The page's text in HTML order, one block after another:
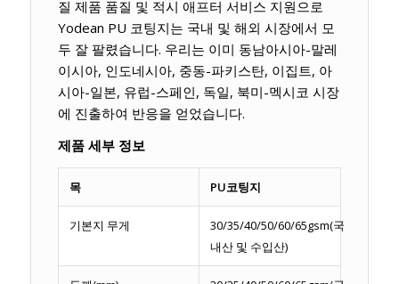
질 제품 품질 및 적시 애프터 서비스 지원으로
Yodean PU 코팅지는 국내 및 해외 시장에서 모
두 잘 팔렸습니다. 우리는 이미 동남아시아-말레
이시아, 인도네시아, 중동-파키스탄, 이집트, 아
시아-일본, 유럽-스페인, 독일, 북미-멕시코 시장
에 진출하여 반응을 얻었습니다.
제품 세부 정보
목 PU코팅지
기본지 무게
30/35/40/50/60/65gsm(국
내산 및 수입산)